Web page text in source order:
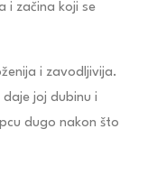
i začina koji se
i zavodljivija.
joj dubinu i
dugo nakon što